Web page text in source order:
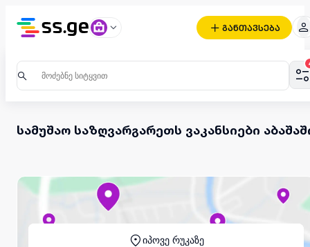
განთავსება
სამუშაო საზღვარგარეთს ვაკანსიები
იპოვე რუკაზე